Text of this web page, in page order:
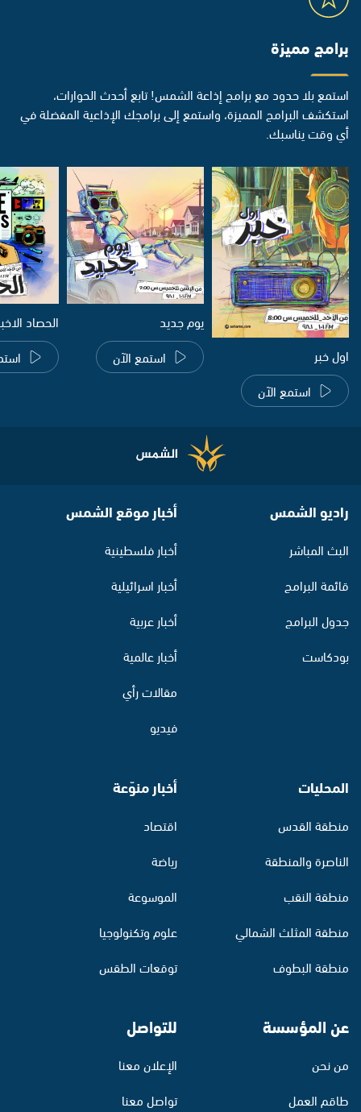
برامج مميزة
استمع بلا حدود مع برامج إذاعة الشمس! تابع أحدث الحوارات،
استكشف البرامج المميزة، واستمع إلى برامجك الإذاعية المفضلة في
أي وقت يناسبك.
اول خبر
استمع الآن
يوم جديد
استمع الآن
الحصاد
راديو الشمس
البث المباشر
قائمة البرامج
جدول البرامج
بودكاست
أخبار موقع الشمس
أخبار فلسطينية
أخبار اسرائيلية
أخبار عربية
أخبار عالمية
مقالات رأي
فيديو
المحليات
منطقة القدس
الناصرة والمنطقة
منطقة النقب
منطقة المثلث الشمالي
منطقة البطوف
أخبار منوّعة
اقتصاد
رياضة
الموسوعة
علوم وتكنولوجيا
توقعات الطقس
عن المؤسسة
من نحن
طاقم العمل
للتواصل
الإعلان معنا
تواصل معنا